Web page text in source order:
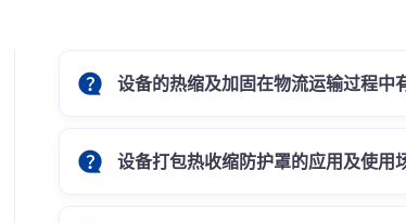
设备的热缩及加固在物流运输过程中
设备打包热收缩防护罩的应用及使用